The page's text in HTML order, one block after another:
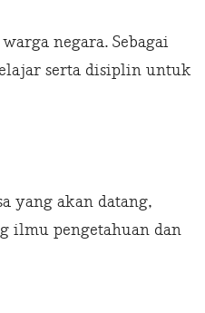
negara. Sebagai
serta disiplin untuk
yang akan datang,
ilmu pengetahuan dan